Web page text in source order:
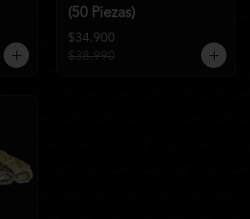
(50 Piezas)
$34.900
$38.990